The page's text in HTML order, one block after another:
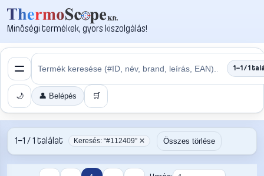
Minőségi termékek, gyors kiszolgálás!
1–1 / 1
🌙 👤 Belépés 🛒
1–1 / 1 találat Keresés: “#112409” ✕ Összes törlése